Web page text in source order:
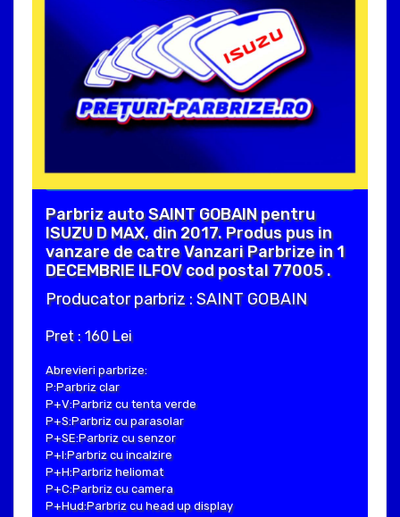
Parbriz auto SAINT GOBAIN pentru
ISUZU D MAX, din 2017. Produs pus in
vanzare de catre Vanzari Parbrize in 1
DECEMBRIE ILFOV cod postal 77005 .
Producator parbriz : SAINT GOBAIN
Pret : 160 Lei
Abrevieri parbrize:
P:Parbriz clar
P+V:Parbriz cu tenta verde
P+S:Parbriz cu parasolar
P+SE:Parbriz cu senzor
P+I:Parbriz cu incalzire
P+H:Parbriz heliomat
P+C:Parbriz cu camera
P+Hud:Parbriz cu head up display